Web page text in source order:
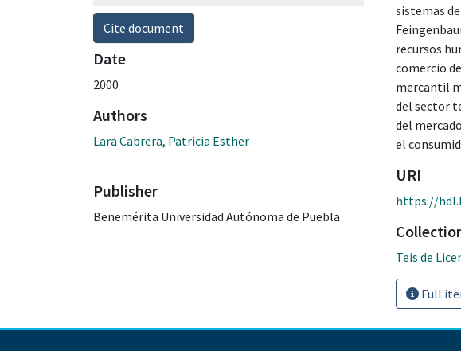
Cite document
Date
2000
Authors
Lara Cabrera, Patricia Esther
Publisher
Benemérita Universidad Autónoma de Puebla
sistemas
recursos
comercio
mercantil
del sector
del
el
URI
https://
Teis de
Full